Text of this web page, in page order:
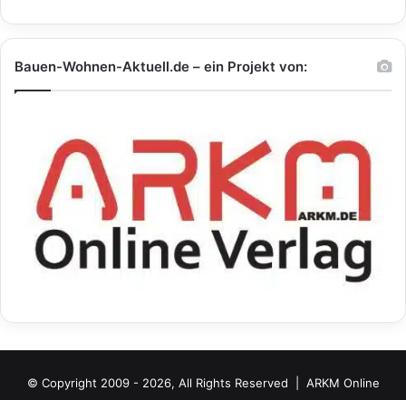
Bauen-Wohnen-Aktuell.de – ein Projekt von:
© Copyright 2009 - 2026, All Rights Reserved | ARKM Online